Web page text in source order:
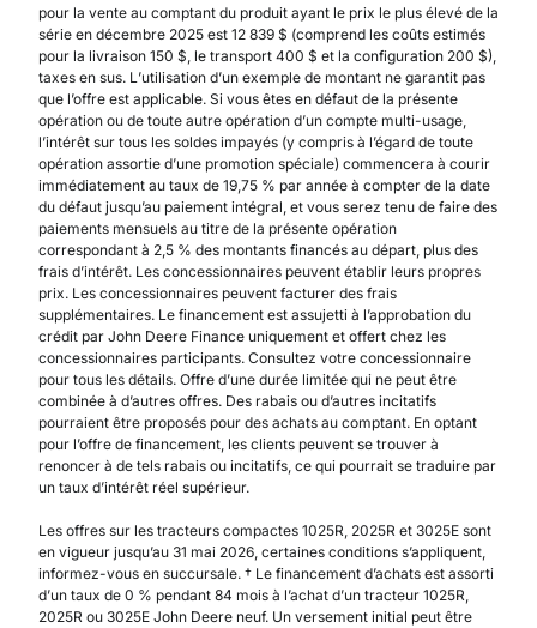
pour la vente au comptant du produit ayant le prix le plus élevé de la
série en décembre 2025 est 12 839 $ (comprend les coûts estimés
pour la livraison 150 $, le transport 400 $ et la configuration 200 $),
taxes en sus. L’utilisation d’un exemple de montant ne garantit pas
que l’offre est applicable. Si vous êtes en défaut de la présente
opération ou de toute autre opération d’un compte multi-usage,
l’intérêt sur tous les soldes impayés (y compris à l’égard de toute
opération assortie d’une promotion spéciale) commencera à courir
immédiatement au taux de 19,75 % par année à compter de la date
du défaut jusqu’au paiement intégral, et vous serez tenu de faire des
paiements mensuels au titre de la présente opération
correspondant à 2,5 % des montants financés au départ, plus des
frais d’intérêt. Les concessionnaires peuvent établir leurs propres
prix. Les concessionnaires peuvent facturer des frais
supplémentaires. Le financement est assujetti à l’approbation du
crédit par John Deere Finance uniquement et offert chez les
concessionnaires participants. Consultez votre concessionnaire
pour tous les détails. Offre d’une durée limitée qui ne peut être
combinée à d’autres offres. Des rabais ou d’autres incitatifs
pourraient être proposés pour des achats au comptant. En optant
pour l’offre de financement, les clients peuvent se trouver à
renoncer à de tels rabais ou incitatifs, ce qui pourrait se traduire par
un taux d’intérêt réel supérieur.
Les offres sur les tracteurs compactes 1025R, 2025R et 3025E sont
en vigueur jusqu’au 31 mai 2026, certaines conditions s’appliquent,
informez-vous en succursale. † Le financement d’achats est assorti
d’un taux de 0 % pendant 84 mois à l’achat d’un tracteur 1025R,
2025R ou 3025E John Deere neuf. Un versement initial peut être